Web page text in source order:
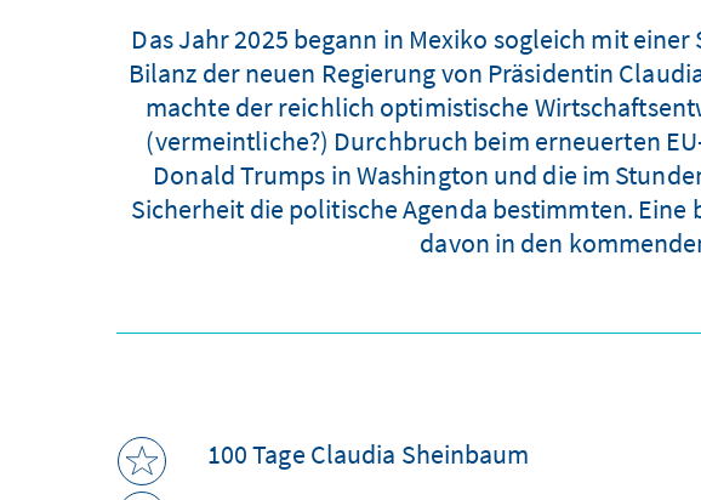
Das Jahr 2025 begann in Mexiko sogleich mit
Bilanz der neuen Regierung von Präsidentin
machte der reichlich optimistische
(vermeintliche?) Durchbruch beim erneuerten
Donald Trumps in Washington und die im
Sicherheit die politische Agenda bestimmten.
davon in den
100 Tage Claudia Sheinbaum